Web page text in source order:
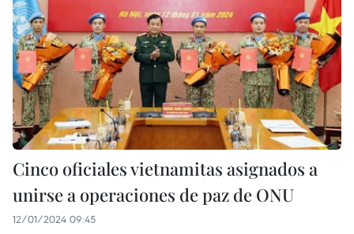
Cinco oficiales vietnamitas asignados a
unirse a operaciones de paz de ONU
12/01/2024 09:45